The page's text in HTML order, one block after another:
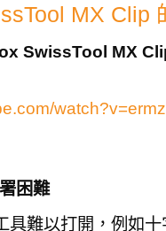
MX Clip
SwissTool MX
困難
具難以打開，例如